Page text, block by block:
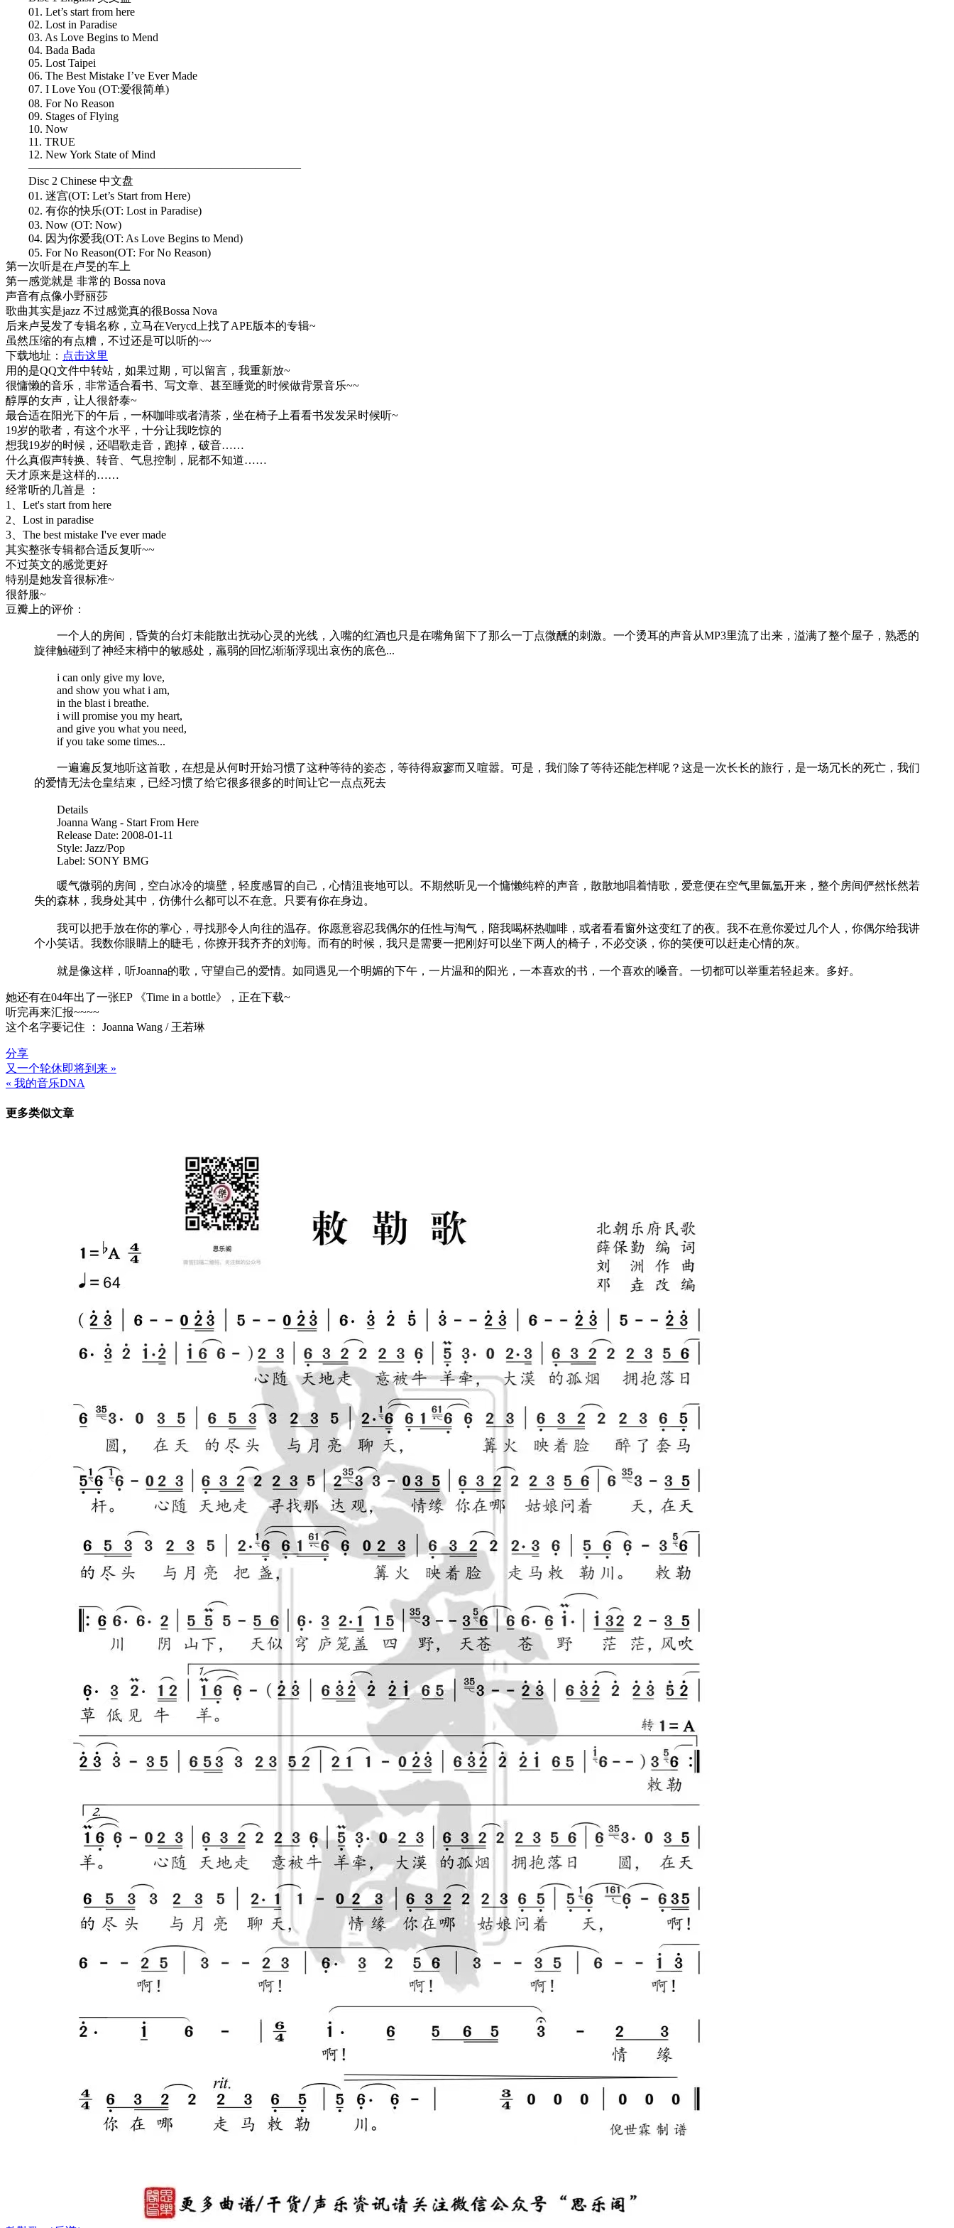
01. Let’s start from here
02. Lost in Paradise
03. As Love Begins to Mend
04. Bada Bada
05. Lost Taipei
06. The Best Mistake I’ve Ever Made
07. I Love You (OT:爱很简单)
08. For No Reason
09. Stages of Flying
10. Now
11. TRUE
12. New York State of Mind
————————————————————————
Disc 2 Chinese 中文盘
01. 迷宫(OT: Let’s Start from Here)
02. 有你的快乐(OT: Lost in Paradise)
03. Now (OT: Now)
04. 因为你爱我(OT: As Love Begins to Mend)
05. For No Reason(OT: For No Reason)
第一次听是在卢旻的车上
第一感觉就是 非常的 Bossa nova
声音有点像小野丽莎
歌曲其实是jazz 不过感觉真的很Bossa Nova
后来卢旻发了专辑名称，立马在Verycd上找了APE版本的专辑~
虽然压缩的有点糟，不过还是可以听的~~
下载地址： 点击这里
用的是QQ文件中转站，如果过期，可以留言，我重新放~
很慵懒的音乐，非常适合看书、写文章、甚至睡觉的时候做背景音乐~~
醇厚的女声，让人很舒泰~
最合适在阳光下的午后，一杯咖啡或者清茶，坐在椅子上看看书发发呆时候听~
19岁的歌者，有这个水平，十分让我吃惊的
想我19岁的时候，还唱歌走音，跑掉，破音……
什么真假声转换、转音、气息控制，屁都不知道……
天才原来是这样的……
经常听的几首是 ：
1、Let's start from here
2、Lost in paradise
3、The best mistake I've ever made
其实整张专辑都合适反复听~~
不过英文的感觉更好
特别是她发音很标准~
很舒服~
豆瓣上的评价：
一个人的房间，昏黄的台灯未能散出扰动心灵的光线，入嘴的红酒也只是在嘴角留下了那么一丁点微醺的刺激。一个烫耳的声音从MP3里流了出来，溢满了整个屋子，熟悉的
旋律触碰到了神经末梢中的敏感处，羸弱的回忆渐渐浮现出哀伤的底色...
i can only give my love,
and show you what i am,
in the blast i breathe.
i will promise you my heart,
and give you what you need,
if you take some times...
一遍遍反复地听这首歌，在想是从何时开始习惯了这种等待的姿态，等待得寂寥而又喧嚣。可是，我们除了等待还能怎样呢？这是一次长长的旅行，是一场冗长的死亡，我们
的爱情无法仓皇结束，已经习惯了给它很多很多的时间让它一点点死去
Details
Joanna Wang - Start From Here
Release Date: 2008-01-11
Style: Jazz/Pop
Label: SONY BMG
暖气微弱的房间，空白冰冷的墙壁，轻度感冒的自己，心情沮丧地可以。不期然听见一个慵懒纯粹的声音，散散地唱着情歌，爱意便在空气里氤氲开来，整个房间俨然怅然若
失的森林，我身处其中，仿佛什么都可以不在意。只要有你在身边。
我可以把手放在你的掌心，寻找那令人向往的温存。你愿意容忍我偶尔的任性与淘气，陪我喝杯热咖啡，或者看看窗外这变红了的夜。我不在意你爱过几个人，你偶尔给我讲
个小笑话。我数你眼睛上的睫毛，你撩开我齐齐的刘海。而有的时候，我只是需要一把刚好可以坐下两人的椅子，不必交谈，你的笑便可以赶走心情的灰。
就是像这样，听Joanna的歌，守望自己的爱情。如同遇见一个明媚的下午，一片温和的阳光，一本喜欢的书，一个喜欢的嗓音。一切都可以举重若轻起来。多好。
她还有在04年出了一张EP 《Time in a bottle》，正在下载~
听完再来汇报~~~~
这个名字要记住 ： Joanna Wang / 王若琳
分享
文
章
导
又一个轮休即将到来 »
« 我的音乐DNA
更多类似文章